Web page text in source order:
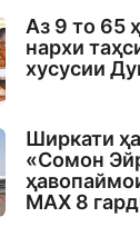
Аз 9 то 65
нархи
хусусии
Ширкати
«Сомон
MAX 8